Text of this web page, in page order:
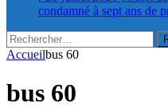
condamné à sept ans de
Rechercher :
Accueilbus 60
bus 60